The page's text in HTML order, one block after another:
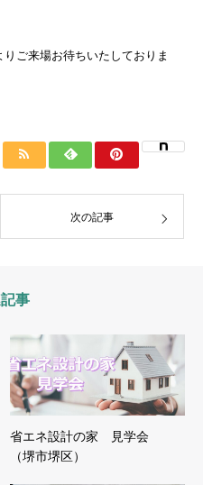
ご来場お待ちいたしておりま
次の記事
事
省エネ設計の家 見学会
（堺市堺区）